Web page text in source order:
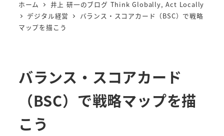
ホーム
井上 研一のブログ Think Globally, Act Locally
デジタル経営
バランス・スコアカード（BSC）で戦略
マップを描こう
バランス・スコアカード
（BSC）で戦略マップを描
こう